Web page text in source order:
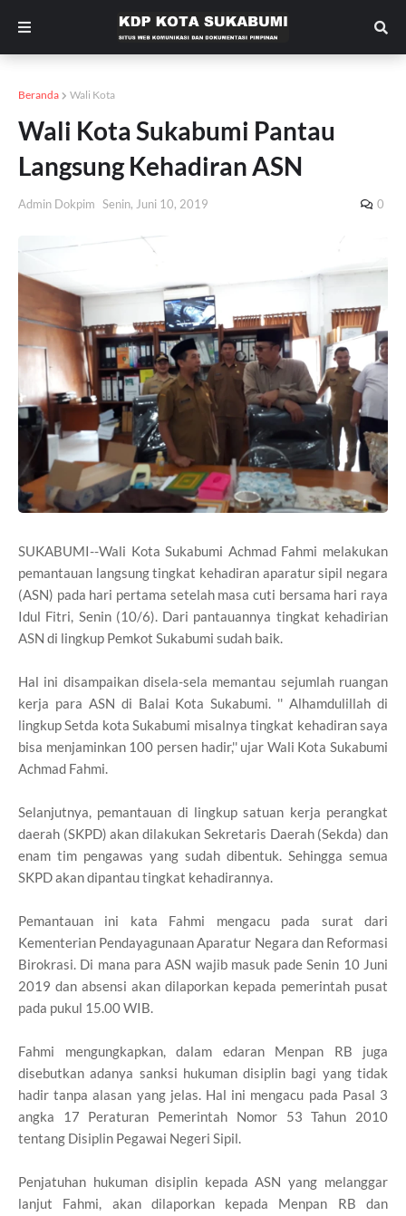
Beranda Wali Kota
Wali Kota Sukabumi Pantau
Langsung Kehadiran ASN
Admin Dokpim Senin, Juni 10, 2019 0
SUKABUMI--Wali Kota Sukabumi Achmad Fahmi melakukan
pemantauan langsung tingkat kehadiran aparatur sipil negara
(ASN) pada hari pertama setelah masa cuti bersama hari raya
Idul Fitri, Senin (10/6). Dari pantauannya tingkat kehadirian
ASN di lingkup Pemkot Sukabumi sudah baik.
Hal ini disampaikan disela-sela memantau sejumlah ruangan
kerja para ASN di Balai Kota Sukabumi. '' Alhamdulillah di
lingkup Setda kota Sukabumi misalnya tingkat kehadiran saya
bisa menjaminkan 100 persen hadir,'' ujar Wali Kota Sukabumi
Achmad Fahmi.
Selanjutnya, pemantauan di lingkup satuan kerja perangkat
daerah (SKPD) akan dilakukan Sekretaris Daerah (Sekda) dan
enam tim pengawas yang sudah dibentuk. Sehingga semua
SKPD akan dipantau tingkat kehadirannya.
Pemantauan ini kata Fahmi mengacu pada surat dari
Kementerian Pendayagunaan Aparatur Negara dan Reformasi
Birokrasi. Di mana para ASN wajib masuk pade Senin 10 Juni
2019 dan absensi akan dilaporkan kepada pemerintah pusat
pada pukul 15.00 WIB.
Fahmi mengungkapkan, dalam edaran Menpan RB juga
disebutkan adanya sanksi hukuman disiplin bagi yang tidak
hadir tanpa alasan yang jelas. Hal ini mengacu pada Pasal 3
angka 17 Peraturan Pemerintah Nomor 53 Tahun 2010
tentang Disiplin Pegawai Negeri Sipil.
Penjatuhan hukuman disiplin kepada ASN yang melanggar
lanjut Fahmi, akan dilaporkan kepada Menpan RB dan